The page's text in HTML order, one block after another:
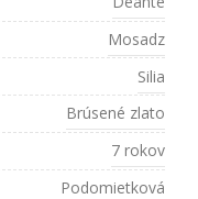
Mosadz
Silia
Brúsené zlato
7 rokov
Podomietková